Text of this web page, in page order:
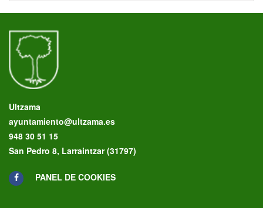
Ultzama
ayuntamiento@ultzama.es
948 30 51 15
San Pedro 8, Larraintzar (31797)
PANEL DE COOKIES